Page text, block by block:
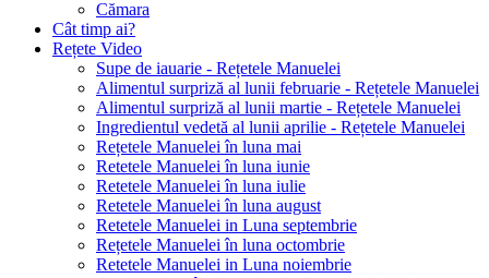
Cămara
Cât timp ai?
Rețete Video
Supe de iauarie - Rețetele Manuelei
Alimentul surpriză al lunii februarie - Rețetele Manuelei
Alimentul surpriză al lunii martie - Rețetele Manuelei
Ingredientul vedetă al lunii aprilie - Rețetele Manuelei
Rețetele Manuelei în luna mai
Retetele Manuelei în luna iunie
Retetele Manuelei în luna iulie
Retetele Manuelei în luna august
Retetele Manuelei in Luna septembrie
Rețetele Manuelei în luna octombrie
Retetele Manuelei in Luna noiembrie